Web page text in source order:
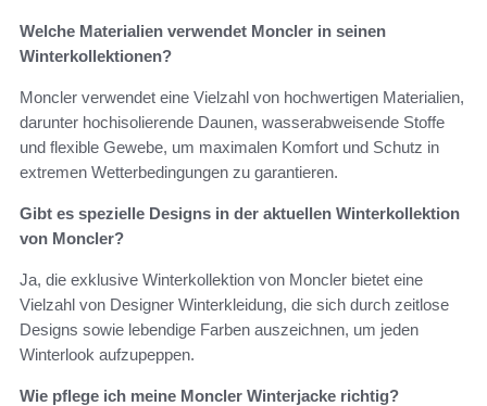
Welche Materialien verwendet Moncler in seinen
Winterkollektionen?
Moncler verwendet eine Vielzahl von hochwertigen Materialien,
darunter hochisolierende Daunen, wasserabweisende Stoffe
und flexible Gewebe, um maximalen Komfort und Schutz in
extremen Wetterbedingungen zu garantieren.
Gibt es spezielle Designs in der aktuellen Winterkollektion
von Moncler?
Ja, die exklusive Winterkollektion von Moncler bietet eine
Vielzahl von Designer Winterkleidung, die sich durch zeitlose
Designs sowie lebendige Farben auszeichnen, um jeden
Winterlook aufzupeppen.
Wie pflege ich meine Moncler Winterjacke richtig?